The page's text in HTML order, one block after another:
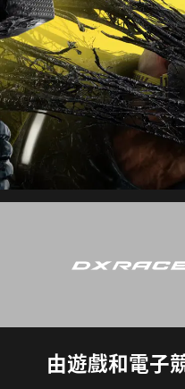
由遊戲和電子